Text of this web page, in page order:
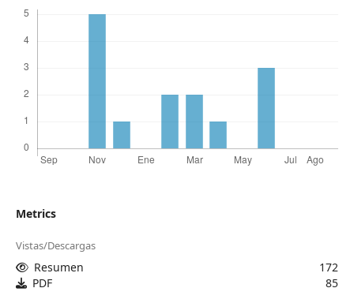
Metrics
Vistas/Descargas
Resumen
172
PDF
85